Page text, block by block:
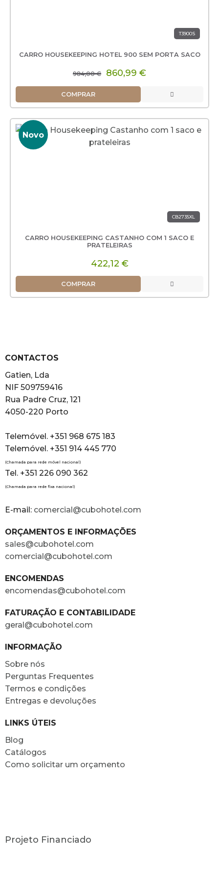
T3900S
CARRO HOUSEKEEPING HOTEL 900 SEM PORTA SACO
984,00 € 860,99 €
COMPRAR
Novo
CB2735XL
CARRO HOUSEKEEPING CASTANHO COM 1 SACO E
PRATELEIRAS
422,12 €
COMPRAR
CONTACTOS
Gatien, Lda
NIF 509759416
Rua Padre Cruz, 121
4050-220 Porto
Telemóvel. +351 968 675 183
Telemóvel. +351 914 445 770
(Chamada para rede móvel nacional)
Tel. +351 226 090 362
(Chamada para rede fixa nacional)
E-mail: comercial@cubohotel.com
ORÇAMENTOS E INFORMAÇÕES
sales@cubohotel.com
comercial@cubohotel.com
ENCOMENDAS
encomendas@cubohotel.com
FATURAÇÃO E CONTABILIDADE
geral@cubohotel.com
INFORMAÇÃO
Sobre nós
Perguntas Frequentes
Termos e condições
Entregas e devoluções
LINKS ÚTEIS
Blog
Catálogos
Como solicitar um orçamento
Projeto Financiado